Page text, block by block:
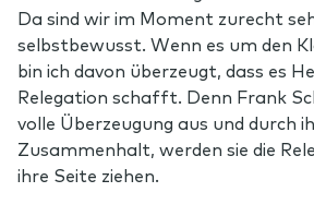
Da sind wir im Moment zurecht
selbstbewusst. Wenn es um den
bin ich davon überzeugt, dass es
Relegation schafft. Denn Frank
volle Überzeugung aus und durch
Zusammenhalt, werden sie die
ihre Seite ziehen.